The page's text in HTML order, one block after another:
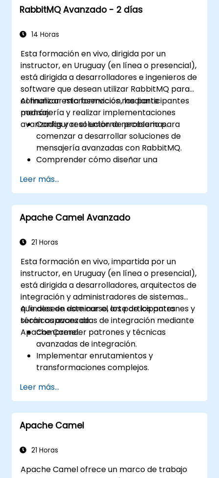
RabbitMQ Avanzado - 2 días
14 Horas
Esta formación en vivo, dirigida por un
instructor, en Uruguay (en línea o presencial),
está dirigida a desarrolladores e ingenieros de
software que desean utilizar RabbitMQ para
comunicar microservicios mediante
mensajería y realizar implementaciones
avanzadas y resolución de problemas.
Al finalizar esta formación, los participantes
podrán:
Configurar el entorno necesario para
comenzar a desarrollar soluciones de
mensajería avanzadas con RabbitMQ.
Comprender cómo diseñar una
con RabbitMQ.
Aprender a implementar configuración
avanzada, seguridad, redes, alta
disponibilidad y replicación.
instalaciones de RabbitMQ y cómo
Conocer la optimización de memoria, el
control de flujo y la sintonización
avanzada del rendimiento.
Aplicar algunas técnicas avanzadas de
resolución de problemas.
Leer más...
Apache Camel Avanzado
21 Horas
Esta formación en vivo, impartida por un
instructor, en Uruguay (en línea o presencial),
está dirigida a desarrolladores, arquitectos de
integración y administradores de sistemas
que deseen dominar el arte de los patrones y
técnicas avanzadas de integración mediante
Apache Camel.
A finales de este curso, los participantes
serán capaces de:
Comprender patrones y técnicas
avanzadas de integración.
Implementar enrutamientos y
transformaciones complejos.
escalabilidad.
Gestionar errores y excepciones en
escenarios de integración complejos.
Integrar Apache Camel con diversas
Leer más...
Apache Camel
21 Horas
Apache Camel ofrece un marco de trabajo